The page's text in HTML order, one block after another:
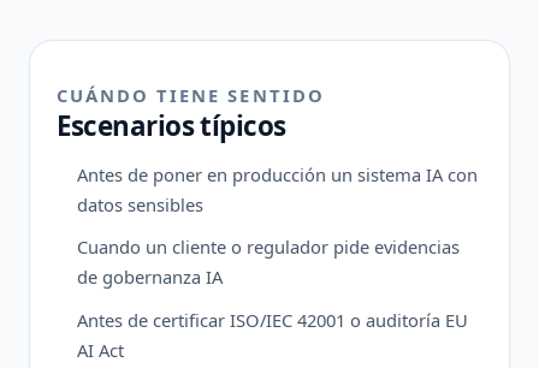
CUÁNDO TIENE SENTIDO
Escenarios típicos
Antes de poner en producción un sistema IA con
datos sensibles
Cuando un cliente o regulador pide evidencias
de gobernanza IA
Antes de certificar ISO/IEC 42001 o auditoría EU
AI Act